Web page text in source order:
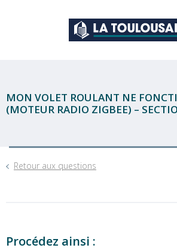
MON VOLET ROULANT NE
(MOTEUR RADIO ZIGBEE) –
Retour aux questions
Procédez ainsi :